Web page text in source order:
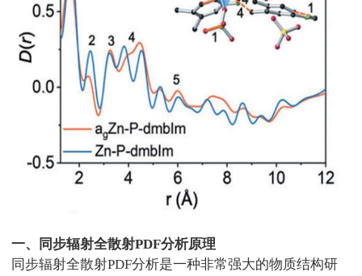
一、同步辐射全散射PDF分析原理
同步辐射全散射PDF分析是一种非常强大的物质结构研